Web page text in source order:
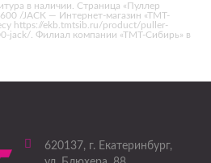
в наличии. Страница «Пуллер
/JACK — Интернет-магазин «ТМТ-
https://ekb.tmtsib.ru/product/puller-
jack/. Филиал компании «ТМТ-Сибирь» в
620137, г. Екатеринбург,